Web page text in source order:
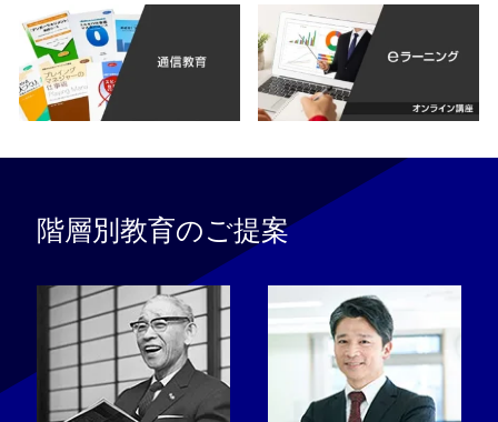
階層別教育のご提案